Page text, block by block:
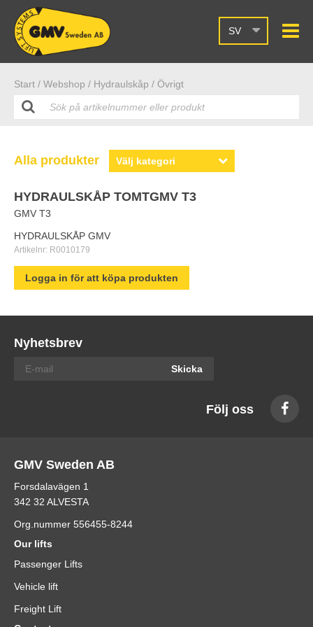
SV
Start / Webshop / Hydraulskåp / Övrigt
Alla produkter
HYDRAULSKÅP TOMTGMV T3
GMV T3
HYDRAULSKÅP GMV
Artikelnr: R0010179
Logga in för att köpa produkten
Nyhetsbrev
Skicka
Följ oss
GMV Sweden AB
Forsdalavägen 1
342 32 ALVESTA
Org.nummer 556455-8244
Our lifts
Passenger Lifts
Vehicle lift
Freight Lift